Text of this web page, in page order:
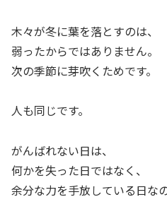
木々が冬に葉を落とすのは、
弱ったからではありません。
次の季節に芽吹くためです。
人も同じです。
がんばれない日は、
何かを失った日ではなく、
余分な力を手放している日な